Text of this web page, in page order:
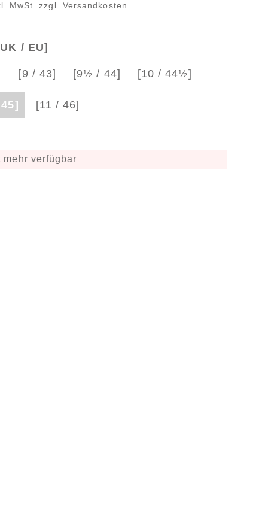
MwSt. zzgl. Versandkosten
mehr verfügbar
/ EU]
[9 / 43] [9½ / 44] [10 / 44½]
[11 / 46]